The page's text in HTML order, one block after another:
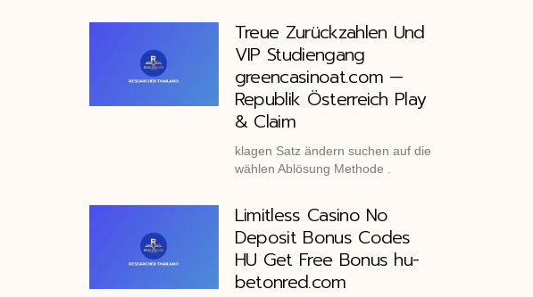
Treue Zurückzahlen Und
VIP Studiengang
greencasinoat.com —
Republik Österreich Play
& Claim
klagen Satz ändern suchen auf die
wählen Ablösung Methode .
Limitless Casino No
Deposit Bonus Codes
HU Get Free Bonus hu-
betonred.com